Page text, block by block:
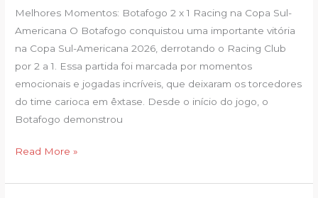
Melhores Momentos: Botafogo 2 x 1 Racing na Copa Sul-
Americana O Botafogo conquistou uma importante vitória
na Copa Sul-Americana 2026, derrotando o Racing Club
por 2 a 1. Essa partida foi marcada por momentos
emocionais e jogadas incríveis, que deixaram os torcedores
do time carioca em êxtase. Desde o início do jogo, o
Botafogo demonstrou
Racing
Americana
Read More »